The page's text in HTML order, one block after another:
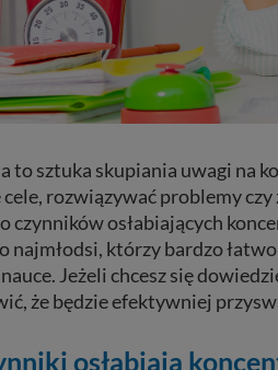
to sztuka skupiania uwagi na
rozwiązywać problemy
czynników osłabiających
najmłodsi, którzy bardzo
Jeżeli chcesz się
że będzie efektywniej
osłabiają